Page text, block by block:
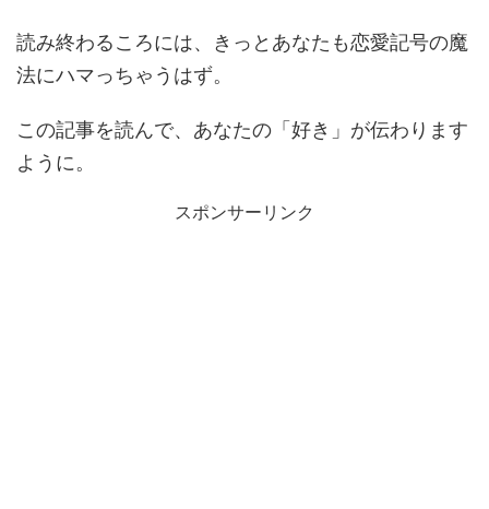
読み終わるころには、きっとあなたも恋愛記号の魔
法にハマっちゃうはず。
この記事を読んで、あなたの「好き」が伝わります
ように。
スポンサーリンク